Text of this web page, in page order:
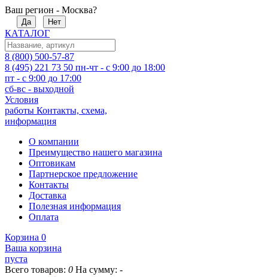
Ваш регион - Москва?
Да Нет
КАТАЛОГ
8 (800) 500-57-87
8 (495) 221 73 50 пн-чт - с 9:00 до 18:00
пт - с 9:00 до 17:00
сб-вс - выходной
Условия
работы Контакты, схема,
информация
О компании
Преимущество нашего магазина
Оптовикам
Партнерское предложение
Контакты
Доставка
Полезная информация
Оплата
Корзина 0
Ваша корзина
пуста
Всего товаров: 0 На сумму: -